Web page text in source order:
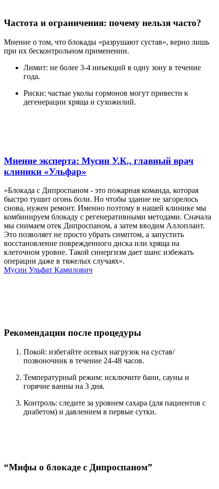
Частота и ограничения: почему нельзя часто?
Мнение о том, что блокады «разрушают сустав», верно лишь
при их бесконтрольном применении.
Лимит: не более 3-4 инъекций в одну зону в течение
года.
Риски: частые уколы гормонов могут привести к
дегенерации хряща и сухожилий.
Мнение эксперта: Мусин У.К., главный врач
клиники «Ульфар»
«Блокада с Дипроспаном - это пожарная команда, которая
быстро тушит огонь боли. Но чтобы здание не загорелось
снова, нужен ремонт. Именно поэтому в нашей клинике мы
комбинируем блокаду с регенеративными методами. Сначала
мы снимаем отек Дипроспаном, а затем вводим Аллоплант.
Это позволяет не просто убрать симптом, а запустить
восстановление поврежденного диска или хряща на
клеточном уровне. Такой синергизм дает шанс избежать
операции даже в тяжелых случаях».
Мусин Ульфат Камилович
Рекомендации после процедуры
Покой: избегайте осевых нагрузок на сустав/
позвоночник в течение 24-48 часов.
Температурный режим: исключите бани, сауны и
горячие ванны на 3 дня.
Контроль: следите за уровнем сахара (для пациентов с
диабетом) и давлением в первые сутки.
“Мифы о блокаде с Дипроспаном”